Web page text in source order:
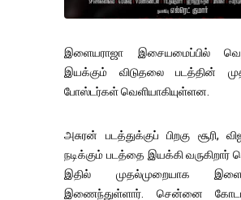
இளையராஜா இசையமைப்பில்
இயக்கும் விடுதலை படத்தின்
போஸ்டர்கள் வெளியாகியுள்ளன.
அசுரன் படத்துக்குப் பிறகு சூரி,
நடிக்கும் படத்தை இயக்கி வருகிறார்
இதில் முதல்முறையாக
இணைந்துள்ளார். சென்னை